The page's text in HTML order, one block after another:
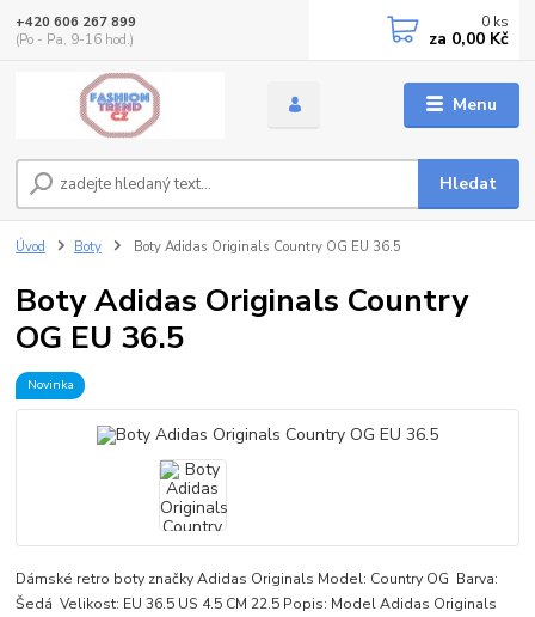
Menu
Hledat
+420 606 267 899
(Po - Pa, 9-16 hod.)
0 ks
za 0,00 Kč
Úvod Boty Boty Adidas Originals Country OG EU 36.5
Boty Adidas Originals Country
OG EU 36.5
Novinka
Dámské retro boty značky Adidas Originals Model: Country OG Barva:
Šedá Velikost: EU 36.5 US 4.5 CM 22.5 Popis: Model Adidas Originals